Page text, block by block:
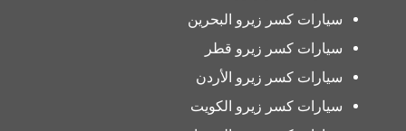
سيارات كسر زيرو البحرين
سيارات كسر زيرو قطر
سيارات كسر زيرو الأردن
سيارات كسر زيرو الكويت